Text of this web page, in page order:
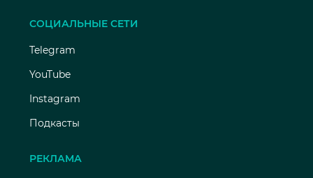
СОЦИАЛЬНЫЕ СЕТИ
Telegram
YouTube
Instagram
Подкасты
РЕКЛАМА